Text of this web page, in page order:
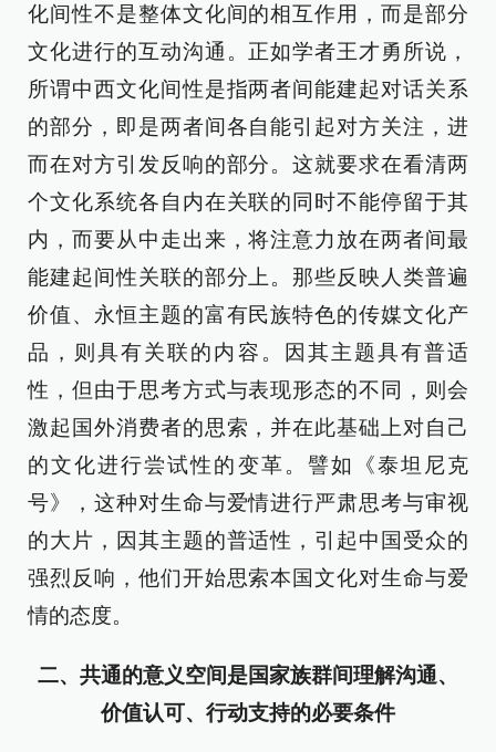
化间性不是整体文化间的相互作用，而是部分
文化进行的互动沟通。正如学者王才勇所说，
所谓中西文化间性是指两者间能建起对话关系
的部分，即是两者间各自能引起对方关注，进
而在对方引发反响的部分。这就要求在看清两
个文化系统各自内在关联的同时不能停留于其
内，而要从中走出来，将注意力放在两者间最
能建起间性关联的部分上。那些反映人类普遍
价值、永恒主题的富有民族特色的传媒文化产
品，则具有关联的内容。因其主题具有普适
性，但由于思考方式与表现形态的不同，则会
激起国外消费者的思索，并在此基础上对自己
的文化进行尝试性的变革。譬如《泰坦尼克
号》，这种对生命与爱情进行严肃思考与审视
的大片，因其主题的普适性，引起中国受众的
强烈反响，他们开始思索本国文化对生命与爱
情的态度。
二、共通的意义空间是国家族群间理解沟通、
价值认可、行动支持的必要条件